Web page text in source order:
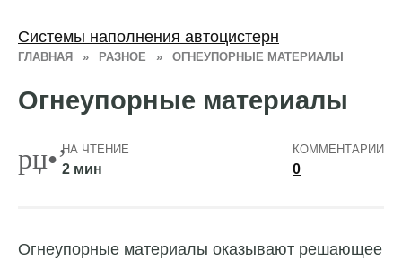
ГЛАВНАЯ » РАЗНОЕ » ОГНЕУПОРНЫЕ МАТЕРИАЛЫ
Огнеупорные материалы
НА ЧТЕНИЕ
2 мин
КОММЕНТАРИИ
0
Огнеупорные материалы оказывают решающее
Системы наполнения автоцистерн